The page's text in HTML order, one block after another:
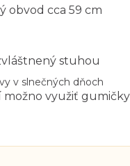
obvod cca 59 cm
stuhou
v slnečných dňoch
možno využiť